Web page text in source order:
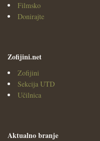
Filmsko
Donirajte
Zofijini.net
Zofijini
Sekcija UTD
Učilnica
Aktualno branje